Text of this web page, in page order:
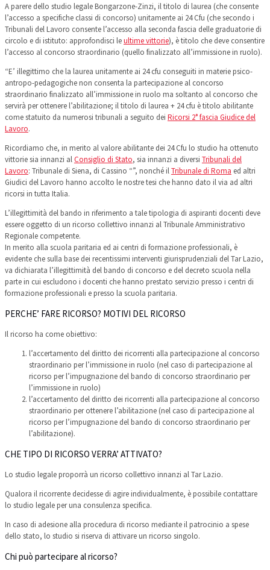
A parere dello studio legale Bongarzone-Zinzi, il titolo di laurea (che consente
l’accesso a specifiche classi di concorso) unitamente ai 24 Cfu (che secondo i
Tribunali del Lavoro consente l’accesso alla seconda fascia delle graduatorie di
circolo e di istituto: approfondisci leultime vittorie), è titolo che deve consentire
l’accesso al concorso straordinario (quello finalizzato all’immissione in ruolo).
“E’ illegittimo che la laurea unitamente ai 24 cfu conseguiti in materie psico-
antropo-pedagogiche non consenta la partecipazione al concorso
straordinario finalizzato all’immissione in ruolo ma soltanto al concorso che
servirà per ottenere l’abilitazione; il titolo di laurea + 24 cfu è titolo abilitante
come statuito da numerosi tribunali a seguito dei Ricorsi 2° fascia Giudice del
Lavoro.
Ricordiamo che, in merito al valore abilitante dei 24 Cfu lo studio ha ottenuto
vittorie sia innanzi alConsiglio di Stato, sia innanzi a diversi Tribunali del
Lavoro: Tribunale di Siena, di Cassino “”, nonché ilTribunale di Roma ed altri
Giudici del Lavoro hanno accolto le nostre tesi che hanno dato il via ad altri
ricorsi in tutta Italia.
L’illegittimità del bando in riferimento a tale tipologia di aspiranti docenti deve
essere oggetto di un ricorso collettivo innanzi al Tribunale Amministrativo
Regionale competente.
In merito alla scuola paritaria ed ai centri di formazione professionali, è
evidente che sulla base dei recentissimi interventi giurisprudenziali del Tar Lazio,
va dichiarata l’illegittimità del bando di concorso e del decreto scuola nella
parte in cui escludono i docenti che hanno prestato servizio presso i centri di
formazione professionali e presso la scuola paritaria.
PERCHE’ FARE RICORSO? MOTIVI DEL RICORSO
Il ricorso ha come obiettivo:
l’accertamento del diritto dei ricorrenti alla partecipazione al concorso
straordinario per l’immissione in ruolo (nel caso di partecipazione al
ricorso per l’impugnazione del bando di concorso straordinario per
l’immissione in ruolo)
l’accertamento del diritto dei ricorrenti alla partecipazione al concorso
straordinario per ottenere l’abilitazione (nel caso di partecipazione al
ricorso per l’impugnazione del bando di concorso straordinario per
l’abilitazione).
CHE TIPO DI RICORSO VERRA’ ATTIVATO?
Lo studio legale proporrà un ricorso collettivo innanzi al Tar Lazio.
Qualora il ricorrente decidesse di agire individualmente, è possibile contattare
lo studio legale per una consulenza specifica.
In caso di adesione alla procedura di ricorso mediante il patrocinio a spese
dello stato, lo studio si riserva di attivare un ricorso singolo.
Chi può partecipare al ricorso?